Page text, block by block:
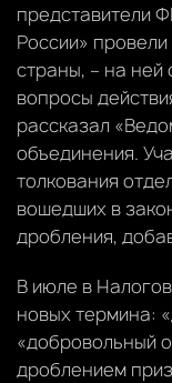
представители
России»
страны, – на ней
вопросы
рассказал
объединения.
толкования
вошедших в
дробления,
В июле в
новых термина:
«добровольный
дроблением